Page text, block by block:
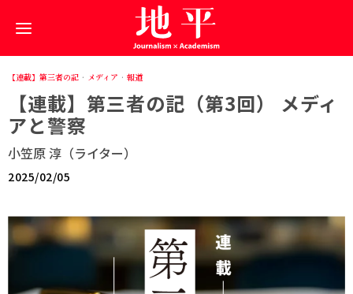
【連載】第三者の記 · メディア · 報道
【連載】第三者の記（第3回） メディ
アと警察
小笠原 淳（ライター）
2025/02/05